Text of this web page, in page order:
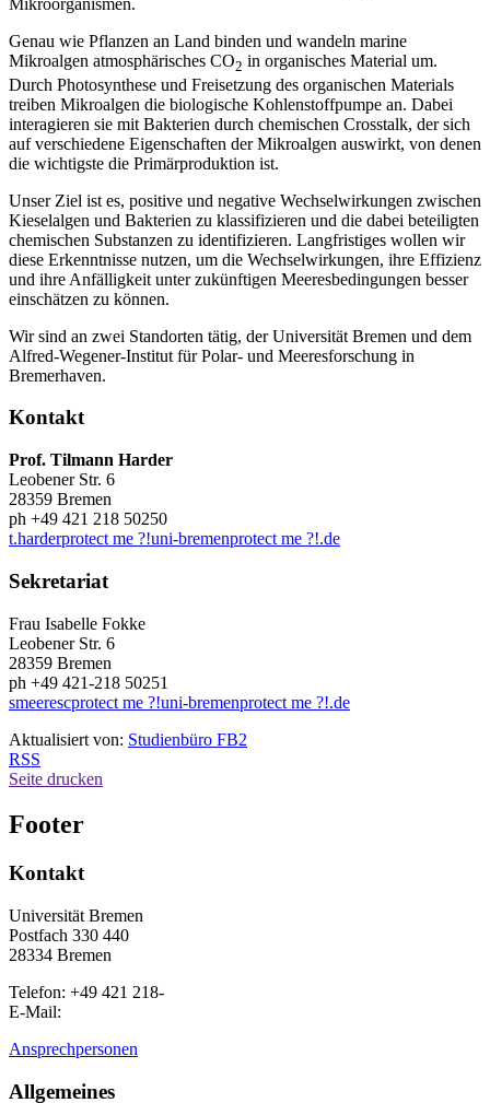
Genau wie Pflanzen an Land binden und wandeln marine
Mikroalgen atmosphärisches CO2 in organisches Material um.
Durch Photosynthese und Freisetzung des organischen Materials
treiben Mikroalgen die biologische Kohlenstoffpumpe an. Dabei
interagieren sie mit Bakterien durch chemischen Crosstalk, der sich
auf verschiedene Eigenschaften der Mikroalgen auswirkt, von denen
die wichtigste die Primärproduktion ist.
Unser Ziel ist es, positive und negative Wechselwirkungen zwischen
Kieselalgen und Bakterien zu klassifizieren und die dabei beteiligten
chemischen Substanzen zu identifizieren. Langfristiges wollen wir
diese Erkenntnisse nutzen, um die Wechselwirkungen, ihre Effizienz
und ihre Anfälligkeit unter zukünftigen Meeresbedingungen besser
einschätzen zu können.
Wir sind an zwei Standorten tätig, der Universität Bremen und dem
Alfred-Wegener-Institut für Polar- und Meeresforschung in
Bremerhaven.
Kontakt
Prof. Tilmann Harder
Leobener Str. 6
28359 Bremen
ph +49 421 218 50250
t.harderprotect me ?!uni-bremenprotect me ?!.de
Sekretariat
Frau Isabelle Fokke
Leobener Str. 6
28359 Bremen
ph +49 421-218 50251
smeerescprotect me ?!uni-bremenprotect me ?!.de
Aktualisiert von: Studienbüro FB2
RSS
Seite drucken
Footer
Kontakt
Universität Bremen
Postfach 330 440
28334 Bremen
Telefon: +49 421 218-
E-Mail:
Ansprechpersonen
Allgemeines